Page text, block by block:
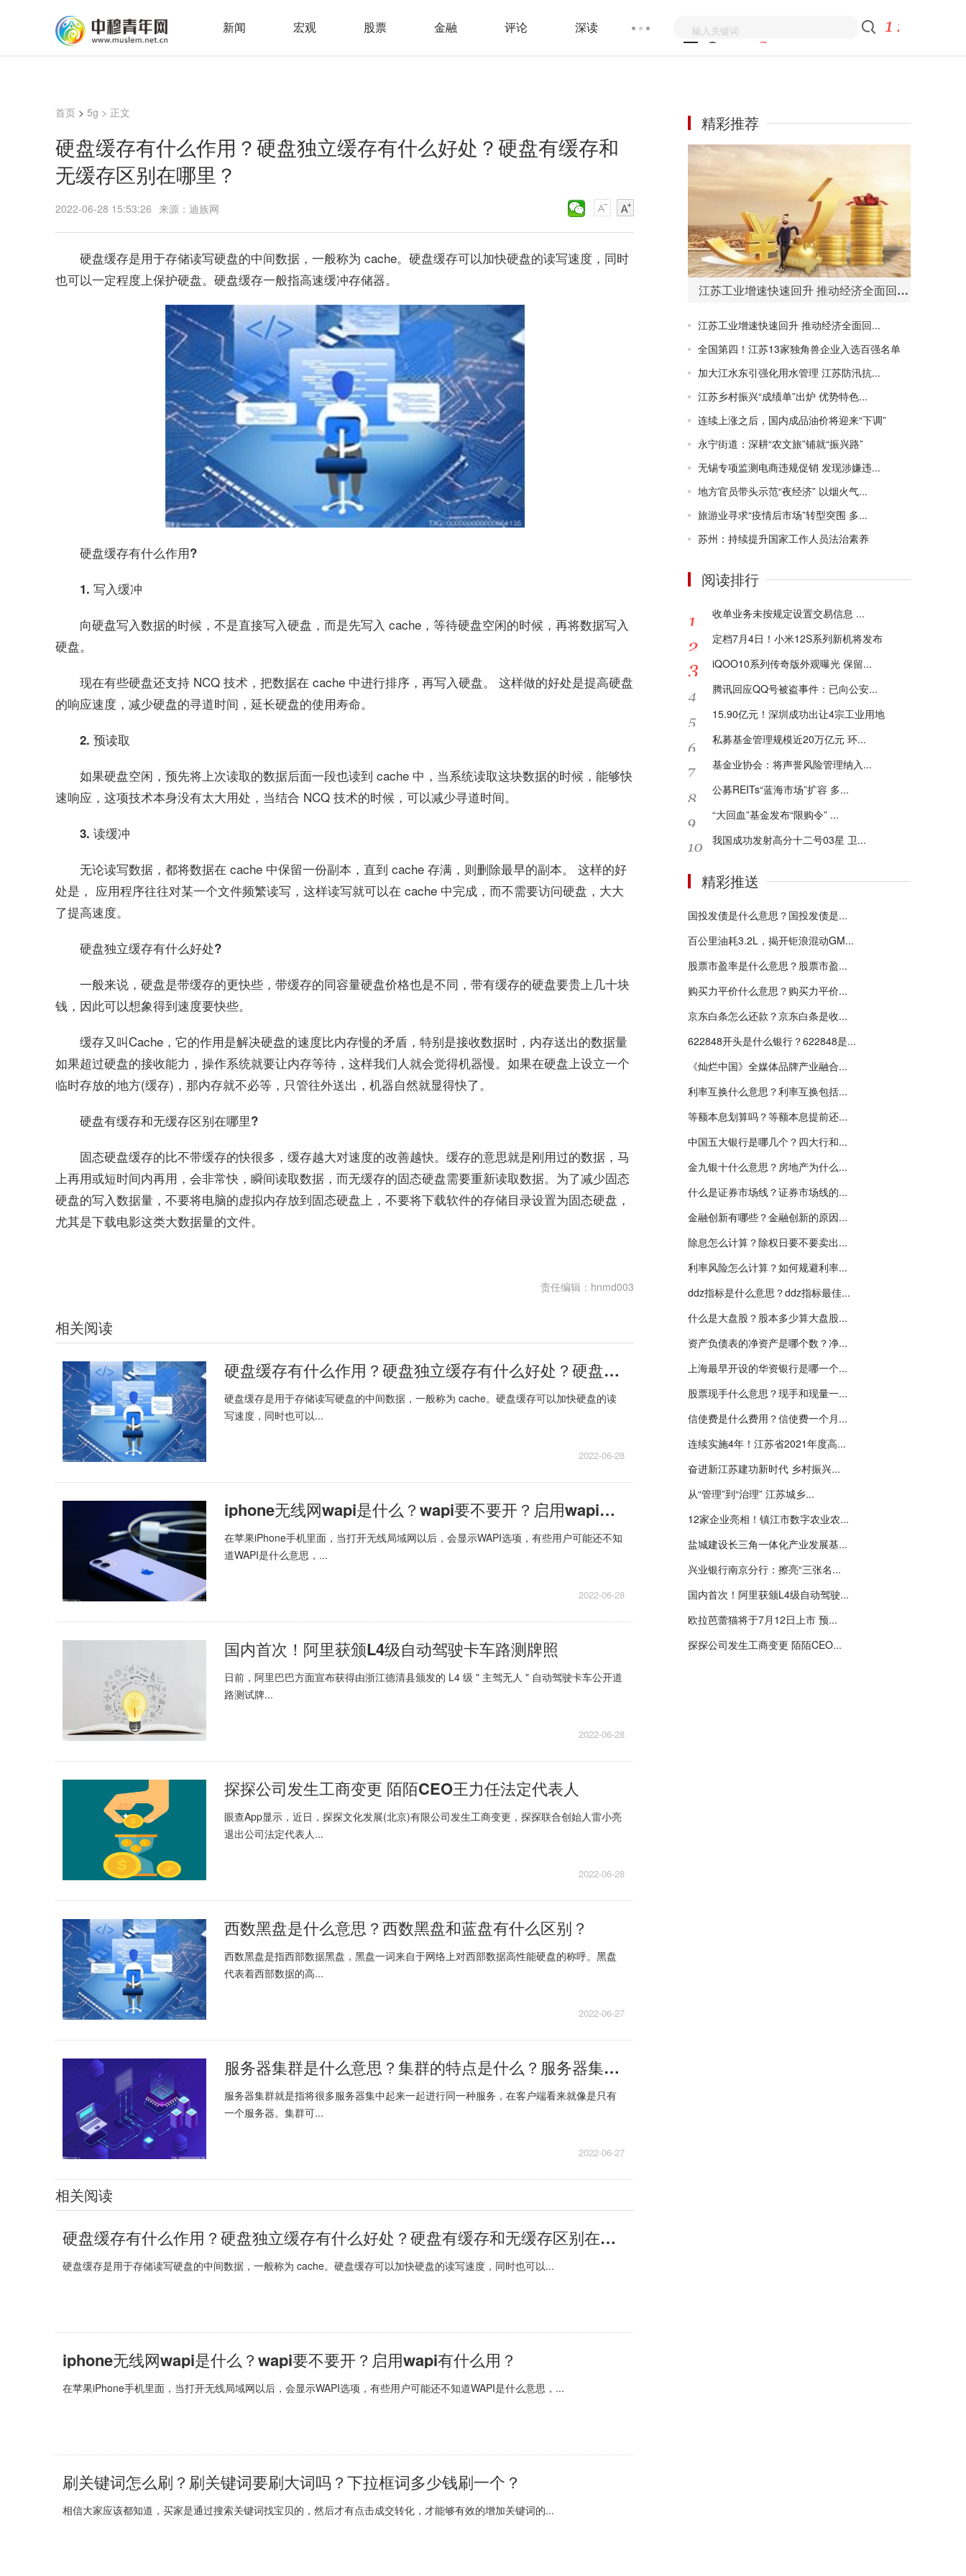
新闻 宏观 股票 金融 评论 深读
首页 > 5g > 正文
硬盘缓存有什么作用？硬盘独立缓存有什么好处？硬盘有缓存和
无缓存区别在哪里？
2022-06-28 15:53:26 来源：迪族网
硬盘缓存是用于存储读写硬盘的中间数据，一般称为 cache。硬盘缓存可以加快硬盘的读写速度，同时
也可以一定程度上保护硬盘。硬盘缓存一般指高速缓冲存储器。
硬盘缓存有什么作用?
1. 写入缓冲
向硬盘写入数据的时候，不是直接写入硬盘，而是先写入 cache，等待硬盘空闲的时候，再将数据写入
硬盘。
现在有些硬盘还支持 NCQ 技术，把数据在 cache 中进行排序，再写入硬盘。 这样做的好处是提高硬盘
的响应速度，减少硬盘的寻道时间，延长硬盘的使用寿命。
2. 预读取
如果硬盘空闲，预先将上次读取的数据后面一段也读到 cache 中，当系统读取这块数据的时候，能够快
速响应，这项技术本身没有太大用处，当结合 NCQ 技术的时候，可以减少寻道时间。
3. 读缓冲
无论读写数据，都将数据在 cache 中保留一份副本，直到 cache 存满，则删除最早的副本。 这样的好
处是， 应用程序往往对某一个文件频繁读写，这样读写就可以在 cache 中完成，而不需要访问硬盘，大大
了提高速度。
硬盘独立缓存有什么好处?
一般来说，硬盘是带缓存的更快些，带缓存的同容量硬盘价格也是不同，带有缓存的硬盘要贵上几十块
钱，因此可以想象得到速度要快些。
缓存又叫Cache，它的作用是解决硬盘的速度比内存慢的矛盾，特别是接收数据时，内存送出的数据量
如果超过硬盘的接收能力，操作系统就要让内存等待，这样我们人就会觉得机器慢。如果在硬盘上设立一个
临时存放的地方(缓存)，那内存就不必等，只管往外送出，机器自然就显得快了。
硬盘有缓存和无缓存区别在哪里?
固态硬盘缓存的比不带缓存的快很多，缓存越大对速度的改善越快。缓存的意思就是刚用过的数据，马
上再用或短时间内再用，会非常快，瞬间读取数据，而无缓存的固态硬盘需要重新读取数据。为了减少固态
硬盘的写入数据量，不要将电脑的虚拟内存放到固态硬盘上，不要将下载软件的存储目录设置为固态硬盘，
尤其是下载电影这类大数据量的文件。
责任编辑：hnmd003
相关阅读
硬盘缓存有什么作用？硬盘独立缓存有什么好处？硬盘有缓存和无缓存区别在哪里？
硬盘缓存是用于存储读写硬盘的中间数据，一般称为 cache。硬盘缓存可以加快硬盘的读
写速度，同时也可以...
2022-06-28
iphone无线网wapi是什么？wapi要不要开？启用wapi有什么用？
在苹果iPhone手机里面，当打开无线局域网以后，会显示WAPI选项，有些用户可能还不知
道WAPI是什么意思，...
2022-06-28
国内首次！阿里获颁L4级自动驾驶卡车路测牌照
日前，阿里巴巴方面宣布获得由浙江德清县颁发的 L4 级 " 主驾无人 " 自动驾驶卡车公开道
路测试牌...
2022-06-28
探探公司发生工商变更 陌陌CEO王力任法定代表人
眼查App显示，近日，探探文化发展(北京)有限公司发生工商变更，探探联合创始人雷小亮
退出公司法定代表人...
2022-06-28
西数黑盘是什么意思？西数黑盘和蓝盘有什么区别？
西数黑盘是指西部数据黑盘，黑盘一词来自于网络上对西部数据高性能硬盘的称呼。黑盘
代表着西部数据的高...
2022-06-27
服务器集群是什么意思？集群的特点是什么？服务器集群有哪些？
服务器集群就是指将很多服务器集中起来一起进行同一种服务，在客户端看来就像是只有
一个服务器。集群可...
2022-06-27
相关阅读
硬盘缓存有什么作用？硬盘独立缓存有什么好处？硬盘有缓存和无缓存区别在哪里？
硬盘缓存是用于存储读写硬盘的中间数据，一般称为 cache。硬盘缓存可以加快硬盘的读写速度，同时也可以...
iphone无线网wapi是什么？wapi要不要开？启用wapi有什么用？
在苹果iPhone手机里面，当打开无线局域网以后，会显示WAPI选项，有些用户可能还不知道WAPI是什么意思，...
刷关键词怎么刷？刷关键词要刷大词吗？下拉框词多少钱刷一个？
相信大家应该都知道，买家是通过搜索关键词找宝贝的，然后才有点击成交转化，才能够有效的增加关键词的...
精彩推荐
江苏工业增速快速回升 推动经济全面回升向好
江苏工业增速快速回升 推动经济全面回...
全国第四！江苏13家独角兽企业入选百强名单
加大江水东引强化用水管理 江苏防汛抗...
江苏乡村振兴“成绩单”出炉 优势特色...
连续上涨之后，国内成品油价将迎来“下调”
永宁街道：深耕“农文旅”铺就“振兴路”
无锡专项监测电商违规促销 发现涉嫌违...
地方官员带头示范“夜经济” 以烟火气...
旅游业寻求“疫情后市场”转型突围 多...
苏州：持续提升国家工作人员法治素养
阅读排行
收单业务未按规定设置交易信息 ...
定档7月4日！小米12S系列新机将发布
iQOO10系列传奇版外观曝光 保留...
腾讯回应QQ号被盗事件：已向公安...
15.90亿元！深圳成功出让4宗工业用地
私募基金管理规模近20万亿元 环...
基金业协会：将声誉风险管理纳入...
公募REITs“蓝海市场”扩容 多...
“大回血”基金发布“限购令” ...
我国成功发射高分十二号03星 卫...
精彩推送
国投发债是什么意思？国投发债是...
百公里油耗3.2L，揭开钜浪混动GM...
股票市盈率是什么意思？股票市盈...
购买力平价什么意思？购买力平价...
京东白条怎么还款？京东白条是收...
622848开头是什么银行？622848是...
《灿烂中国》全媒体品牌产业融合...
利率互换什么意思？利率互换包括...
等额本息划算吗？等额本息提前还...
中国五大银行是哪几个？四大行和...
金九银十什么意思？房地产为什么...
什么是证券市场线？证券市场线的...
金融创新有哪些？金融创新的原因...
除息怎么计算？除权日要不要卖出...
利率风险怎么计算？如何规避利率...
ddz指标是什么意思？ddz指标最佳...
什么是大盘股？股本多少算大盘股...
资产负债表的净资产是哪个数？净...
上海最早开设的华资银行是哪一个...
股票现手什么意思？现手和现量一...
信使费是什么费用？信使费一个月...
连续实施4年！江苏省2021年度高...
奋进新江苏建功新时代 乡村振兴...
从“管理”到“治理” 江苏城乡...
12家企业亮相！镇江市数字农业农...
盐城建设长三角一体化产业发展基...
兴业银行南京分行：擦亮“三张名...
国内首次！阿里获颁L4级自动驾驶...
欧拉芭蕾猫将于7月12日上市 预...
探探公司发生工商变更 陌陌CEO...